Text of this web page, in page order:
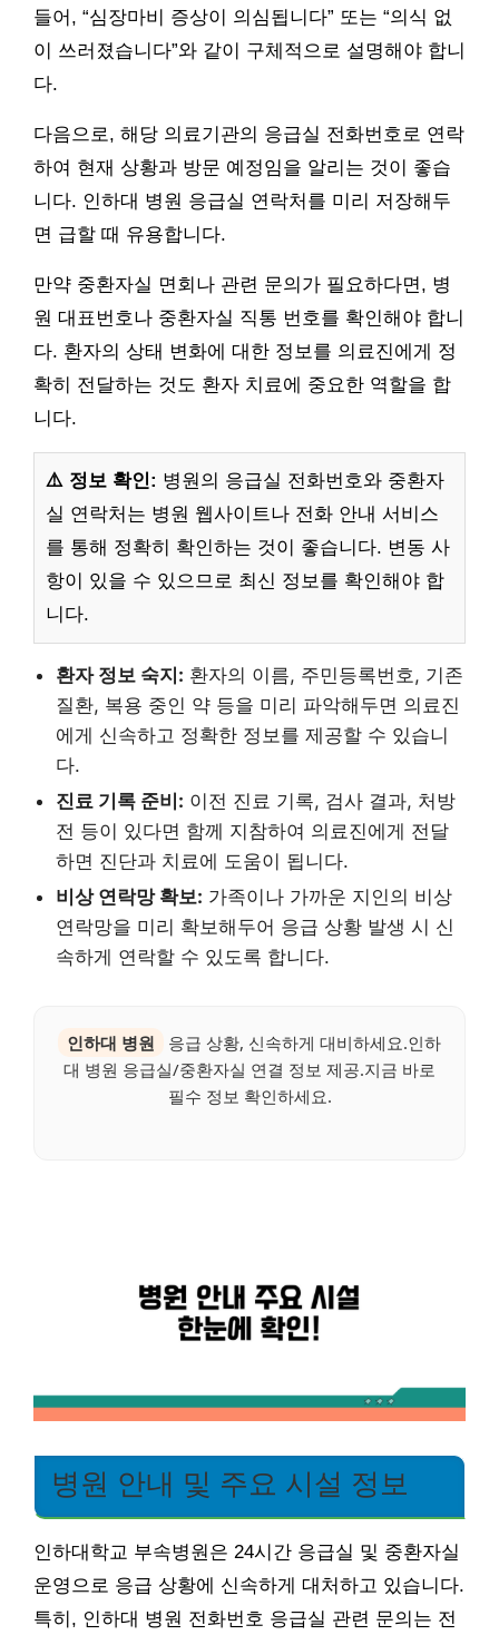
들어, “심장마비 증상이 의심됩니다” 또는 “의식 없
이 쓰러졌습니다”와 같이 구체적으로 설명해야 합니
다.
다음으로, 해당 의료기관의 응급실 전화번호로 연락
하여 현재 상황과 방문 예정임을 알리는 것이 좋습
니다. 인하대 병원 응급실 연락처를 미리 저장해두
면 급할 때 유용합니다.
만약 중환자실 면회나 관련 문의가 필요하다면, 병
원 대표번호나 중환자실 직통 번호를 확인해야 합니
다. 환자의 상태 변화에 대한 정보를 의료진에게 정
확히 전달하는 것도 환자 치료에 중요한 역할을 합
니다.
⚠️ 정보 확인: 병원의 응급실 전화번호와 중환자
실 연락처는 병원 웹사이트나 전화 안내 서비스
를 통해 정확히 확인하는 것이 좋습니다. 변동 사
항이 있을 수 있으므로 최신 정보를 확인해야 합
니다.
환자 정보 숙지: 환자의 이름, 주민등록번호, 기존
질환, 복용 중인 약 등을 미리 파악해두면 의료진
에게 신속하고 정확한 정보를 제공할 수 있습니
다.
진료 기록 준비: 이전 진료 기록, 검사 결과, 처방
전 등이 있다면 함께 지참하여 의료진에게 전달
하면 진단과 치료에 도움이 됩니다.
비상 연락망 확보: 가족이나 가까운 지인의 비상
연락망을 미리 확보해두어 응급 상황 발생 시 신
속하게 연락할 수 있도록 합니다.
인하대 병원
응급 상황, 신속하게 대비하세요.인하
대 병원 응급실/중환자실 연결 정보 제공.지금 바로
필수 정보 확인하세요.
병원 안내 및 주요 시설 정보
인하대학교 부속병원은 24시간 응급실 및 중환자실
운영으로 응급 상황에 신속하게 대처하고 있습니다.
특히, 인하대 병원 전화번호 응급실 관련 문의는 전